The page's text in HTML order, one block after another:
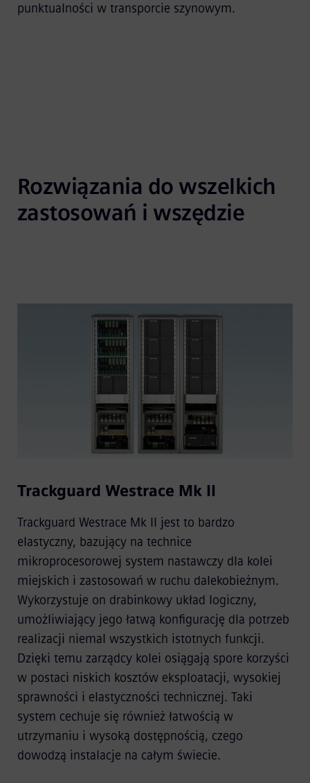
punktualności w transporcie szynowym.
Rozwiązania do wszelkich
zastosowań i wszędzie
Trackguard Westrace Mk II
Trackguard Westrace Mk II jest to bardzo
elastyczny, bazujący na technice
mikroprocesorowej system nastawczy dla kolei
miejskich i zastosowań w ruchu dalekobieżnym.
Wykorzystuje on drabinkowy układ logiczny,
umożliwiający jego łatwą konfigurację dla potrzeb
realizacji niemal wszystkich istotnych funkcji.
Dzięki temu zarządcy kolei osiągają spore korzyści
w postaci niskich kosztów eksploatacji, wysokiej
sprawności i elastyczności technicznej. Taki
system cechuje się również łatwością w
utrzymaniu i wysoką dostępnością, czego
dowodzą instalacje na całym świecie.